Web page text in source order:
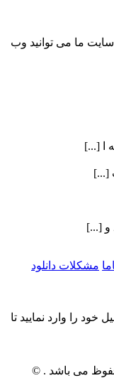
ما می توانید وب
ا [...]
و [...]
مشکلات دانلود
را وارد نمایید تا
می باشد . ©